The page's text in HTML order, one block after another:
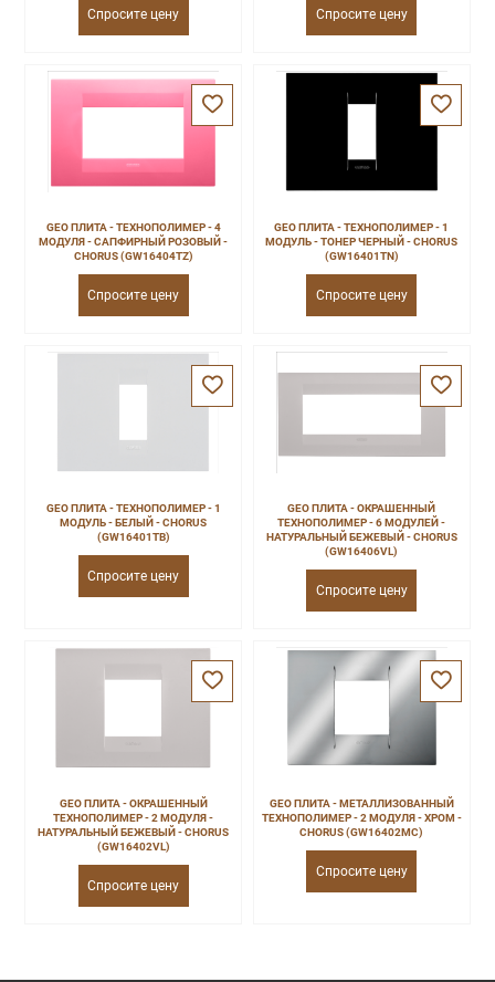
Спросите цену Спросите цену
GEO ПЛИТА - ТЕХНОПОЛИМЕР - 4
МОДУЛЯ - САПФИРНЫЙ РОЗОВЫЙ -
CHORUS (GW16404TZ)
Спросите цену
GEO ПЛИТА - ТЕХНОПОЛИМЕР - 1
МОДУЛЬ - ТОНЕР ЧЕРНЫЙ - CHORUS
(GW16401TN)
Спросите цену
GEO ПЛИТА - ТЕХНОПОЛИМЕР - 1
МОДУЛЬ - БЕЛЫЙ - CHORUS
(GW16401TB)
Спросите цену
GEO ПЛИТА - ОКРАШЕННЫЙ
ТЕХНОПОЛИМЕР - 6 МОДУЛЕЙ -
НАТУРАЛЬНЫЙ БЕЖЕВЫЙ - CHORUS
(GW16406VL)
Спросите цену
GEO ПЛИТА - ОКРАШЕННЫЙ
ТЕХНОПОЛИМЕР - 2 МОДУЛЯ -
НАТУРАЛЬНЫЙ БЕЖЕВЫЙ - CHORUS
(GW16402VL)
Спросите цену
GEO ПЛИТА - МЕТАЛЛИЗОВАННЫЙ
ТЕХНОПОЛИМЕР - 2 МОДУЛЯ - ХРОМ -
CHORUS (GW16402MC)
Спросите цену